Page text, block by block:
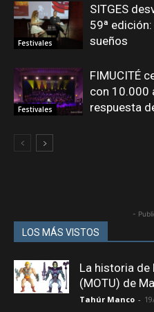
Festivales
SITGES
59ª
sueños
Festivales
FIMUCITÉ
con 10.000
respuesta
-
LOS MÁS VISTOS
La historia de
(MOTU) de
Tahúr Manco -